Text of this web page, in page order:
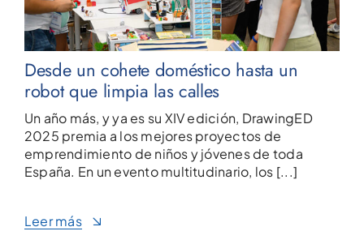
Desde un cohete doméstico hasta un
robot que limpia las calles
Un año más, y ya es su XIV edición, DrawingED
2025 premia a los mejores proyectos de
emprendimiento de niños y jóvenes de toda
España. En un evento multitudinario, los [...]
Leer más